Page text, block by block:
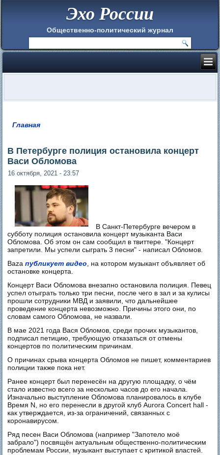
Эхо России
Общественно-политический журнал
Главная
В Петербурге полиция остановила концерт
Васи Обломова
16 октября, 2021 - 23:57
В Санкт-Петербурге вечером в
субботу полиция остановила концерт музыканта Васи
Обломова. Об этом он сам сообщил в твиттере. "Концерт
запретили. Мы успели сыграть 3 песни" - написал Обломов.
Bazaпубликует видео, на котором музыкант объявляет об
остановке концерта.
Концерт Васи Обломова внезапно остановила полиция. Певец
успел отыграть только три песни, после чего в зал и за кулисы
прошли сотрудники МВД и заявили, что дальнейшее
проведение концерта невозможно. Причины этого они, по
словам самого Обломова, не назвали.
В мае 2021 года Вася Обломов, среди прочих музыкантов,
подписал петицию, требующую отказаться от отмены
концертов по политическим причинам.
О причинах срыва концерта Обломов не пишет, комментариев
полиции также пока нет.
Ранее концерт был перенесён на другую площадку, о чём
стало известно всего за несколько часов до его начала.
Изначально выступление Обломова планировалось в клубе
Время N, но его перенесли в другой клуб Aurora Concert hall -
как утверждается, из-за ограничений, связанных с
коронавирусом.
Ряд песен Васи Обломова (например "Запотело моё
забрало") посвящён актуальным общественно-политическим
проблемам России, музыкант выступает с критикой властей.